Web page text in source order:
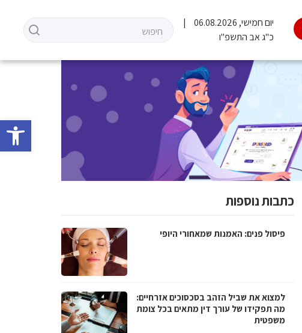
פתח
יום חמישי, 06.08.2026
כ"ג אב התשפ"ו
כתבות נוספות
פיסול פנים: האמנות שמאחורי היופי
למצוא את שביל הזהב בסכסוכים אזרחיים:
מה תפקידו של עורך דין מתאים בכל צומת
משפטית